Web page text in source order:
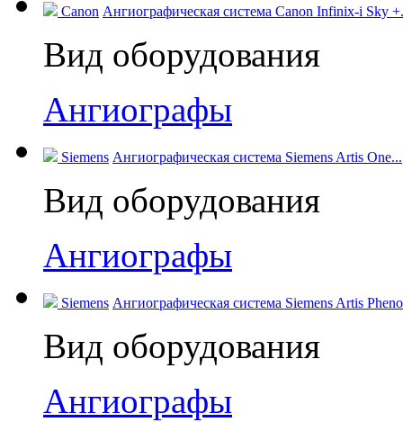
Canon Ангиографическая система Canon Infinix-i Sky
Вид оборудования
Ангиографы
Siemens Ангиографическая система Siemens Artis One...
Вид оборудования
Ангиографы
Siemens Ангиографическая система Siemens Artis
Вид оборудования
Ангиографы